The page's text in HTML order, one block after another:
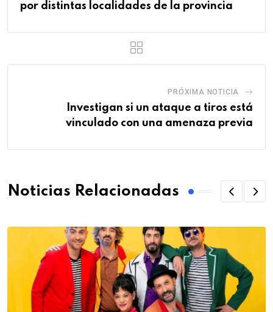
por distintas localidades de la provincia
PRÓXIMA NOTICIA
Investigan si un ataque a tiros está
vinculado con una amenaza previa
Noticias Relacionadas